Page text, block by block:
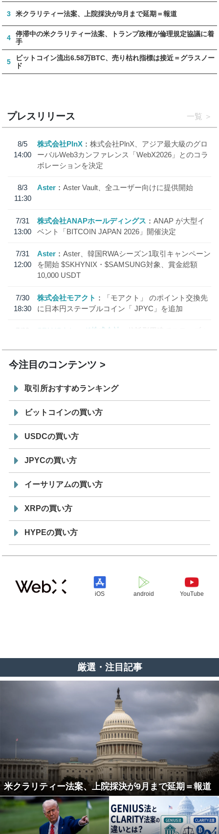
3 米クラリティー法案、上院採決が9月まで延期＝報道
4
停滞中の米クラリティー法案、トランプ政権が倫理規定協議に着
手
5
ビットコイン流出6.58万BTC、売り枯れ指標は接近＝グラスノー
ド
プレスリリース 一覧
8/5
14:00
株式会社PlnX
株式会社PlnX、アジア最大級のグロ
ーバルWeb3カンファレンス「WebX2026」とのコラ
ボレーションを決定
8/3
11:30
Aster Aster Vault、全ユーザー向けに提供開始
7/31
13:00
株式会社ANAPホールディングス
ANAP が大型イ
ベント「BITCOIN JAPAN 2026」開催決定
7/31
12:00
Aster
Aster、韓国RWAシーズン1取引キャンペーン
を開始 $SKHYNIX・$SAMSUNG対象、賞金総額
10,000 USDT
7/30
18:30
株式会社モアクト
「モアクト」 のポイント交換先
に日本円ステーブルコイン「 JPYC」を追加
7/29
SBI VCトレード株式会社
信託型円建てステーブル
今注目のコンテンツ
取引所おすすめランキング
ビットコインの買い方
USDCの買い方
JPYCの買い方
イーサリアムの買い方
XRPの買い方
HYPEの買い方
iOS android YouTube
厳選・注目記事
米クラリティー法案、上院採決が9月まで延期＝報道